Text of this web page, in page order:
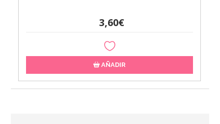
3,60€
AÑADIR